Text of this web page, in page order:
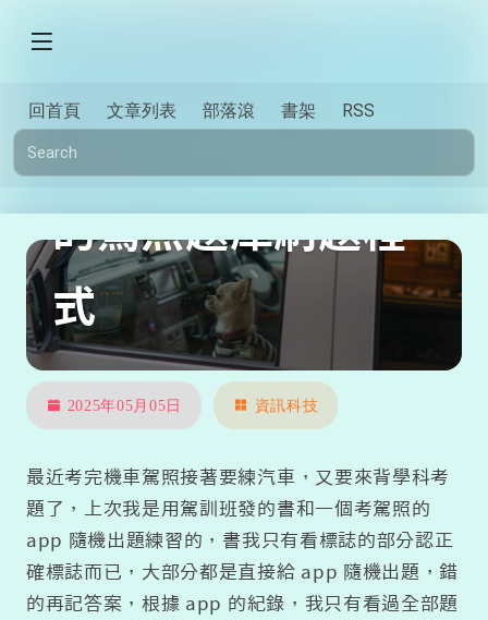
回首頁 文章列表 部落滾 書架 RSS
我需要一個更好用
的駕照題庫刷題程
式
2025年05月05日 資訊科技
最近考完機車駕照接著要練汽車，又要來背學科考
題了，上次我是用駕訓班發的書和一個考駕照的
app 隨機出題練習的，書我只有看標誌的部分認正
確標誌而已，大部分都是直接給 app 隨機出題，錯
的再記答案，根據 app 的紀錄，我只有看過全部題